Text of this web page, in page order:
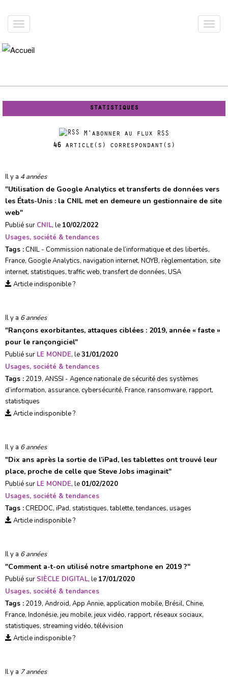
au
contenu
principal
Toggle
statistiques
M'abonner au flux RSS
46 article(s) correspondant(s)
Il y a 4 années
"Utilisation de Google Analytics et transferts de données vers
les États-Unis : la CNIL met en demeure un gestionnaire de site
web"
Publié sur CNIL, le 10/02/2022
Usages, société & tendances
Tags :CNIL - Commission nationale de l’informatique et des libertés,
France, Google Analytics, navigation internet, NOYB, règlementation, site
internet, statistiques,traffic web,transfert de données, USA
Article indisponible ?
Il y a 6 années
"Rançons exorbitantes, attaques ciblées : 2019, année « faste »
pour le rançongiciel"
Publié sur LE MONDE, le31/01/2020
Usages, société & tendances
Tags : 2019, ANSSI - Agence nationale de sécurité des systèmes
d’information, assurance, cybersécurité, France, ransomware, rapport,
statistiques
Article indisponible ?
Il y a 6 années
"Dix ans après la sortie de l’iPad, les tablettes ont trouvé leur
place, proche de celle que Steve Jobs imaginait"
Publié sur LE MONDE, le 01/02/2020
Usages, société & tendances
Tags :CREDOC, iPad, statistiques,tablette,tendances, usages
Article indisponible ?
Il y a 6 années
"Comment a-t-on utilisé notre smartphone en 2019 ?"
Publié sur SIÈCLE DIGITAL, le 17/01/2020
Usages, société & tendances
Tags : 2019, Android, App Annie, application mobile, Brésil, Chine,
France, Indonésie, jeu mobile, jeux vidéo, rapport, réseaux sociaux,
statistiques, streaming vidéo,télévision
Article indisponible ?
Il y a 7 années